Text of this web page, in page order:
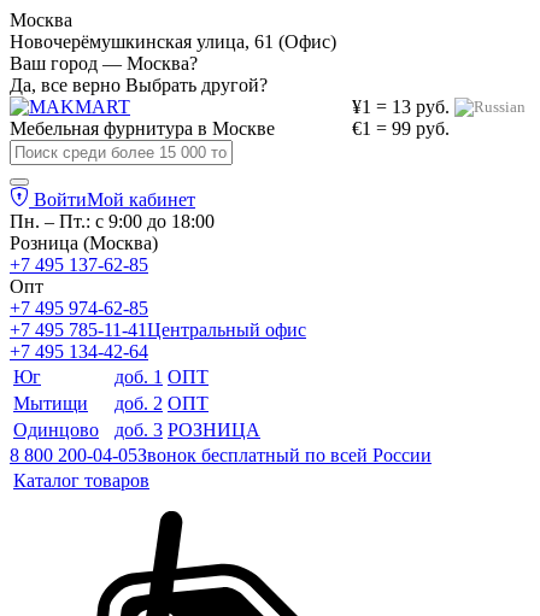
Москва
Новочерёмушкинская улица, 61 (Офис)
Ваш город — Москва?
Да, все верно Выбрать другой?
¥1 = 13 руб.
€1 = 99 руб.
Мебельная фурнитура в Москве
ВойтиМой кабинет
Пн. – Пт.: с 9:00 до 18:00
Розница (Москва)
+7 495 137-62-85
Опт
+7 495 974-62-85
+7 495 785-11-41Центральный офис
+7 495 134-42-64
Юг
доб. 1 ОПТ
Мытищи
доб. 2 ОПТ
Одинцово
доб. 3 РОЗНИЦА
8 800 200-04-05Звонок бесплатный по всей России
Каталог товаров